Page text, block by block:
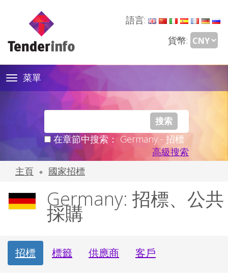
語言:
貨幣:
Toggle
navigation
菜單
在章節中搜索： Germany - 招標
高級搜索
主頁
國家招標
Germany: 招標、公共
採購
招標 標籤 供應商 客戶